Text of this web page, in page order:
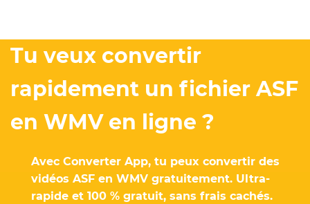
Tu veux convertir
rapidement un fichier ASF
en WMV en ligne ?
Avec Converter App, tu peux convertir des
vidéos ASF en WMV gratuitement. Ultra-
rapide et 100 % gratuit, sans frais cachés.